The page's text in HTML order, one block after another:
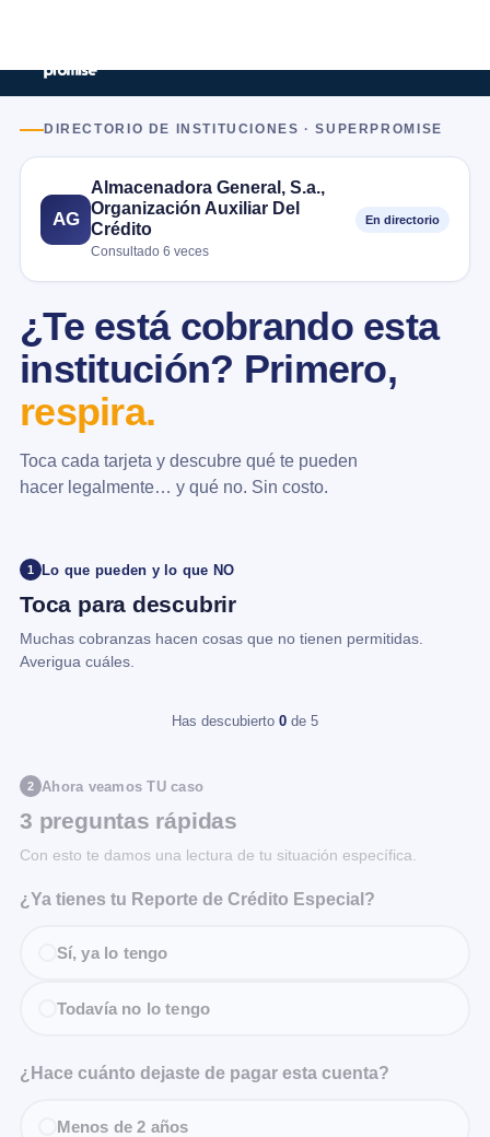
DIRECTORIO DE INSTITUCIONES · SUPERPROMISE
AG
Almacenadora General, S.a.,
Organización Auxiliar Del
Crédito
Consultado 6 veces
En directorio
¿Te está cobrando esta
institución? Primero,
respira.
Toca cada tarjeta y descubre qué te pueden
hacer legalmente… y qué no. Sin costo.
1 Lo que pueden y lo que NO
Toca para descubrir
Muchas cobranzas hacen cosas que no tienen permitidas.
Averigua cuáles.
Has descubierto 0 de 5
2 Ahora veamos TU caso
3 preguntas rápidas
Con esto te damos una lectura de tu situación específica.
¿Ya tienes tu Reporte de Crédito Especial?
Sí, ya lo tengo
Todavía no lo tengo
¿Hace cuánto dejaste de pagar esta cuenta?
Menos de 2 años